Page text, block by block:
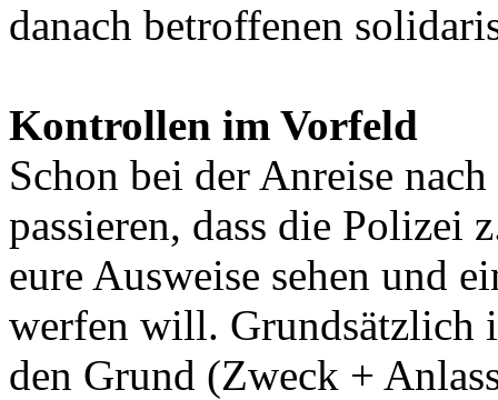
danach betroffenen
Kontrollen im Vorfeld
Schon bei der Anreise
passieren, dass die Polizei
eure Ausweise sehen und
werfen will. Grundsätzlich
den Grund (Zweck +